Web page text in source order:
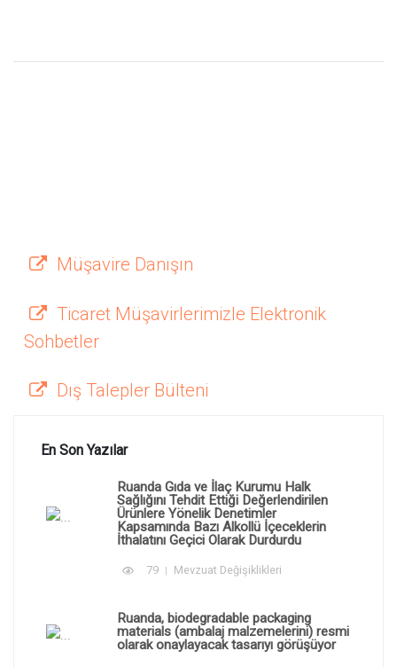
Müşavire Danışın
Ticaret Müşavirlerimizle Elektronik
Sohbetler
Dış Talepler Bülteni
En Son Yazılar
Ruanda Gıda ve İlaç Kurumu Halk
Sağlığını Tehdit Ettiği Değerlendirilen
Ürünlere Yönelik Denetimler
Kapsamında Bazı Alkollü İçeceklerin
İthalatını Geçici Olarak Durdurdu
79 Mevzuat Değişiklikleri
Ruanda, biodegradable packaging
materials (ambalaj malzemelerini) resmi
olarak onaylayacak tasarıyı görüşüyor